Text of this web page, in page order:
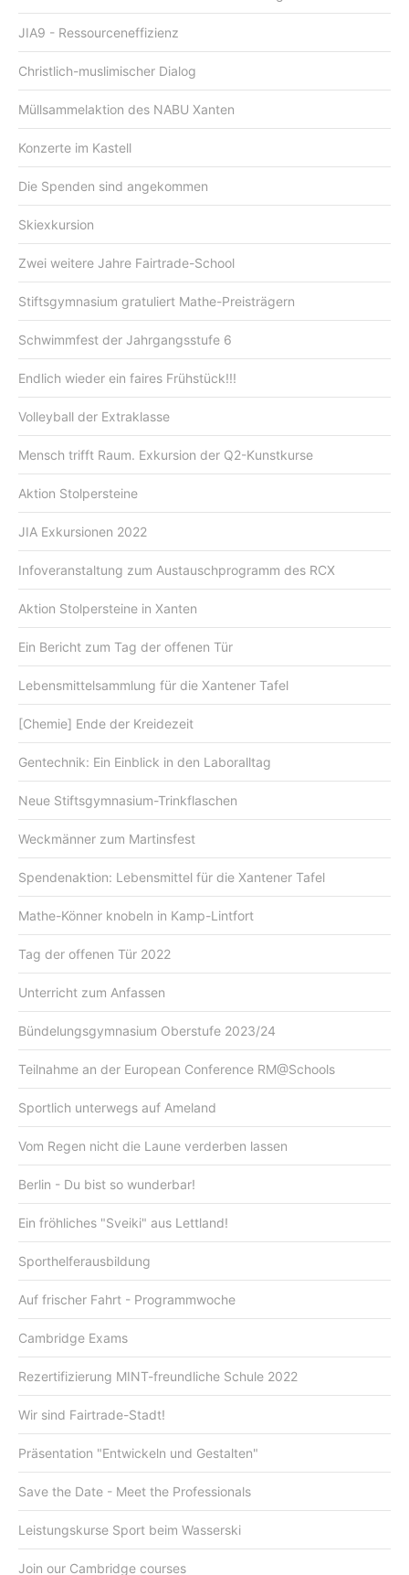
JIA9 - Ressourceneffizienz
Christlich-muslimischer Dialog
Müllsammelaktion des NABU Xanten
Konzerte im Kastell
Die Spenden sind angekommen
Skiexkursion
Zwei weitere Jahre Fairtrade-School
Stiftsgymnasium gratuliert Mathe-Preisträgern
Schwimmfest der Jahrgangsstufe 6
Endlich wieder ein faires Frühstück!!!
Volleyball der Extraklasse
Mensch trifft Raum. Exkursion der Q2-Kunstkurse
Aktion Stolpersteine
JIA Exkursionen 2022
Infoveranstaltung zum Austauschprogramm des RCX
Aktion Stolpersteine in Xanten
Ein Bericht zum Tag der offenen Tür
Lebensmittelsammlung für die Xantener Tafel
[Chemie] Ende der Kreidezeit
Gentechnik: Ein Einblick in den Laboralltag
Neue Stiftsgymnasium-Trinkflaschen
Weckmänner zum Martinsfest
Spendenaktion: Lebensmittel für die Xantener Tafel
Mathe-Könner knobeln in Kamp-Lintfort
Tag der offenen Tür 2022
Unterricht zum Anfassen
Bündelungsgymnasium Oberstufe 2023/24
Teilnahme an der European Conference RM@Schools
Sportlich unterwegs auf Ameland
Vom Regen nicht die Laune verderben lassen
Berlin - Du bist so wunderbar!
Ein fröhliches "Sveiki" aus Lettland!
Sporthelferausbildung
Auf frischer Fahrt - Programmwoche
Cambridge Exams
Rezertifizierung MINT-freundliche Schule 2022
Wir sind Fairtrade-Stadt!
Präsentation "Entwickeln und Gestalten"
Save the Date - Meet the Professionals
Leistungskurse Sport beim Wasserski
Join our Cambridge courses